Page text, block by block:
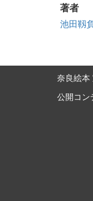
著者
池田靱
奈良絵本
公開コン